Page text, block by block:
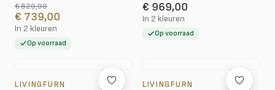
€ 829,00
€ 739,00
In 2 kleuren
Op voorraad
€ 969,00
In 2 kleuren
Op voorraad
LIVINGFURN LIVINGFURN